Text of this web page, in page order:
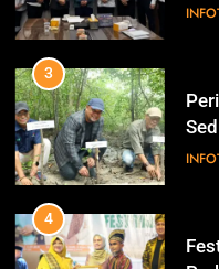
13
14
3
4